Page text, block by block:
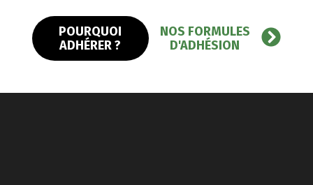
POURQUOI
ADHÉRER ?
NOS FORMULES
D'ADHÉSION